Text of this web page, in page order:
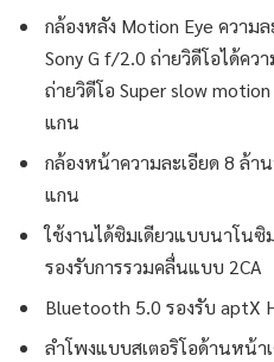
กล้องหลัง Motion Eye ความ
Sony G f/2.0 ถ่ายวิดีโอได้คว
ถ่ายวิดีโอ Super slow
แกน
กล้องหน้าความละเอียด 8 ล้
แกน
ใช้งานได้ซิมเดียวแบบนาโนซิ
รองรับการรวมคลื่นแบบ 2CA
Bluetooth 5.0 รองรับ aptX
ลำโพงแบบสเตอริโอด้านหน้า